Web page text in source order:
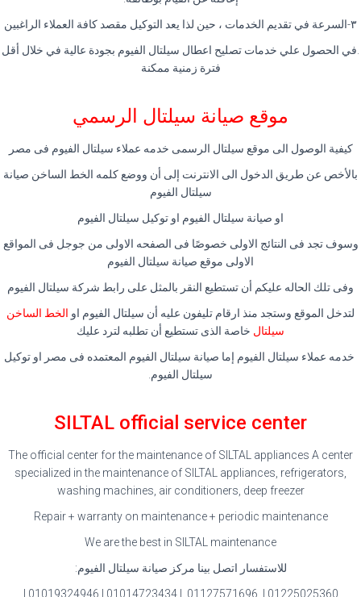
٣-السرعة في تقديم الخدمات ، حين لذا يعد التوكيل مقصد كافة العملاء الراغبين
.في الحصول علي خدمات تصليح اعطال سيلتال الفيوم بجودة عالية في خلال أقل
فترة زمنية ممكنة
موقع صيانة سيلتال الرسمي
كيفية الوصول الى موقع سيلتال الرسمى خدمه عملاء سيلتال الفيوم فى مصر
بالأخص عن طريق الدخول الى الانترنت إلى أن ووضع كلمه الخط الساخن صيانة
سيلتال الفيوم
او صيانة سيلتال الفيوم او توكيل سيلتال الفيوم
وسوف تجد فى النتائج الاولى خصوصًا فى الصفحه الاولى من جوجل فى المواقع
الاولى موقع صيانة سيلتال الفيوم
وفى تلك الحاله عليكم أن تستطيع النقر بالمثل على رابط شركة سيلتال الفيوم
لتدخل الموقع وستجد منذ ارقام تليفون عليه أن سيلتال الفيوم او الخط الساخن
سيلتال خاصة الذى تستطيع أن تطلبه لترد عليك
خدمه عملاء سيلتال الفيوم إما صيانة سيلتال الفيوم المعتمده فى مصر او توكيل
سيلتال الفيوم.
SILTAL official service center
The official center for the maintenance of SILTAL appliances A center
specialized in the maintenance of SILTAL appliances, refrigerators,
washing machines, air conditioners, deep freezer
Repair + warranty on maintenance + periodic maintenance
We are the best in SILTAL maintenance
للاستفسار اتصل بينا مركز صيانة سيلتال الفيوم: